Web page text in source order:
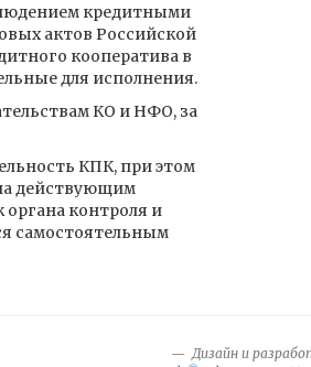
кредитными
актов Российской
кооператива в
для исполнения.
КО и НФО, за
КПК, при этом
действующим
органа контроля и
самостоятельным
Дизайн и